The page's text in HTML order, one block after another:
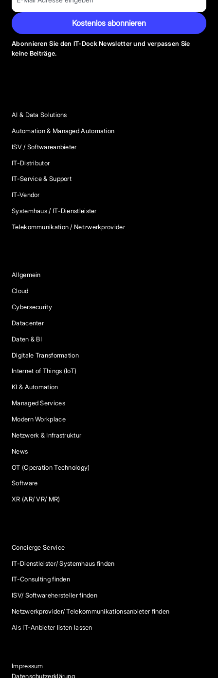
Kostenlos abonnieren
Abonnieren Sie den IT-Dock Newsletter und verpassen Sie
keine Beiträge.
AI & Data Solutions
Automation & Managed Automation
ISV / Softwareanbieter
IT-Distributor
IT-Service & Support
IT-Vendor
Systemhaus / IT-Dienstleister
Telekommunikation / Netzwerkprovider
Allgemein
Cloud
Cybersecurity
Datacenter
Daten & BI
Digitale Transformation
Internet of Things (IoT)
KI & Automation
Managed Services
Modern Workplace
Netzwerk & Infrastruktur
News
OT (Operation Technology)
Software
XR (AR/ VR/ MR)
Concierge Service
IT-Dienstleister/ Systemhaus finden
IT-Consulting finden
ISV/ Softwarehersteller finden
Netzwerkprovider/ Telekommunikationsanbieter finden
Als IT-Anbieter listen lassen
Impressum
Datenschutzerklärung